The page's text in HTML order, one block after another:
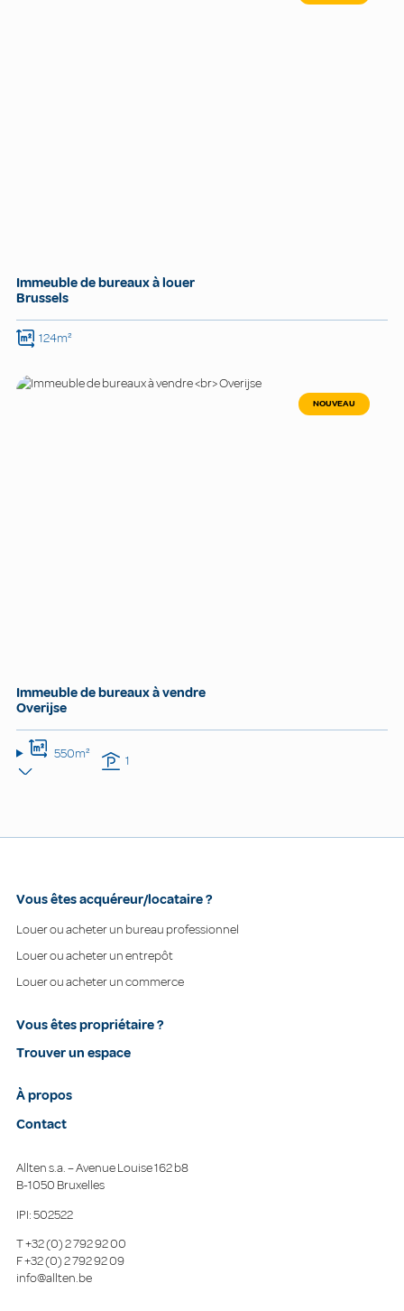
Immeuble de bureaux à louer
Brussels
124m²
NOUVEAU
Immeuble de bureaux à vendre
Overijse
550m² 1
Vous êtes acquéreur/locataire ?
Louer ou acheter un bureau professionnel
Louer ou acheter un entrepôt
Louer ou acheter un commerce
Vous êtes propriétaire ?
Trouver un espace
À propos
Contact
Allten s.a. – Avenue Louise 162 b8
B-1050 Bruxelles
IPI: 502522
T+32 (0) 2 792 92 00
F+32 (0) 2 792 92 09
info@allten.be